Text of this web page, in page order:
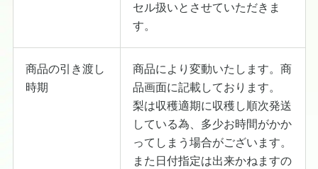
セル扱いとさせていただきま
す。
商品の引き渡し
時期
商品により変動いたします。商
品画面に記載しております。
梨は収穫適期に収穫し順次発送
している為、多少お時間がかか
ってしまう場合がございます。
また日付指定は出来かねますの